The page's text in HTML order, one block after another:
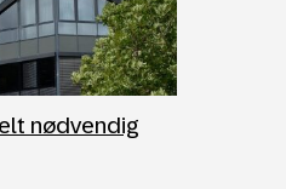
nødvendig